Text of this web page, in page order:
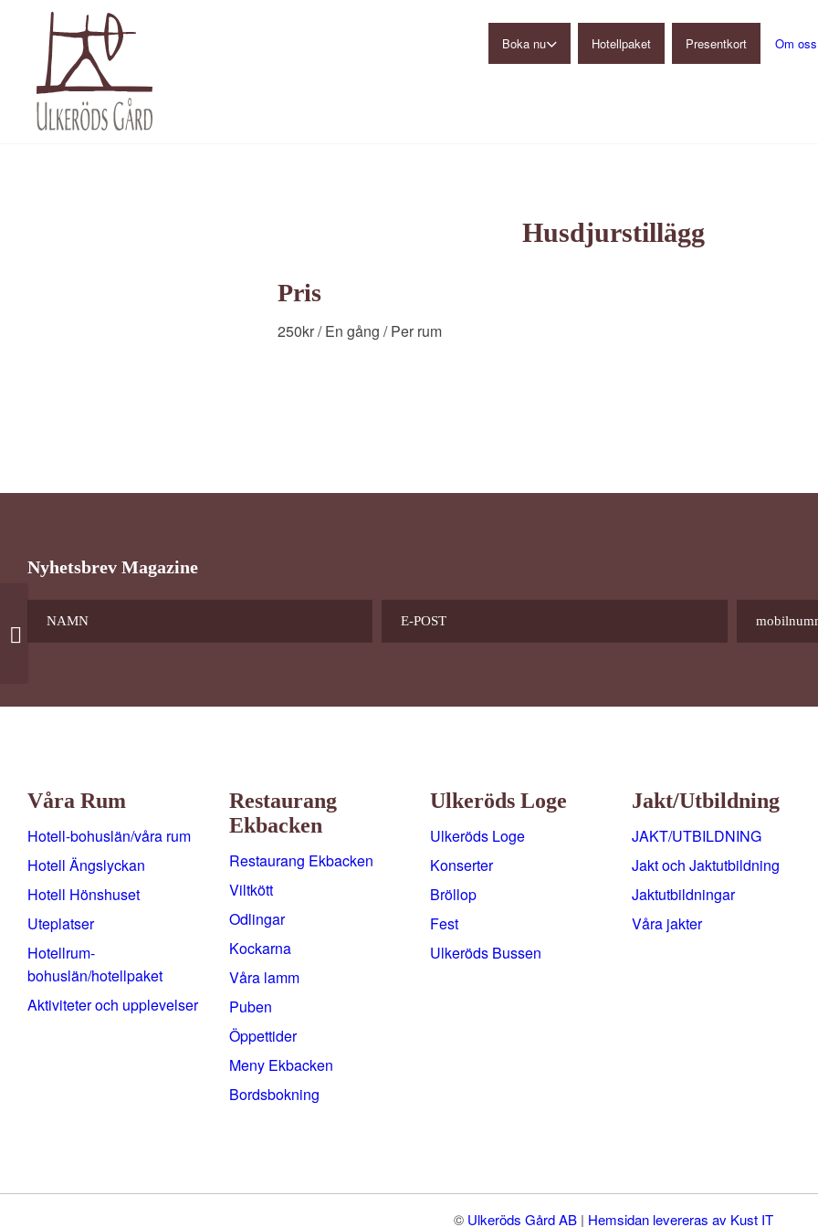
Boka nu Hotellpaket Presentkort Om oss
Husdjurstillägg
Pris
250kr/ En gång / Per rum
Våra Rum
Hotell-bohuslän/våra rum
Hotell Ängslyckan
Hotell Hönshuset
Uteplatser
Hotellrum-
bohuslän/hotellpaket
Aktiviteter och upplevelser
Restaurang
Ekbacken
Restaurang Ekbacken
Viltkött
Odlingar
Kockarna
Våra lamm
Puben
Öppettider
Meny Ekbacken
Bordsbokning
Ulkeröds Loge
Ulkeröds Loge
Konserter
Bröllop
Fest
Ulkeröds Bussen
Jakt/utbildning
JAKT/UTBILDNING
Jakt och Jaktutbildning
Jaktutbildningar
Våra jakter
Nyhetsbrev Magazine
© Ulkeröds Gård AB | Hemsidan levereras av Kust IT